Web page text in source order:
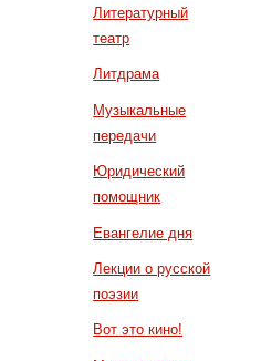
Литературный
театр
Литдрама
Музыкальные
передачи
Юридический
помощник
Евангелие дня
Лекции о русской
поэзии
Вот это кино!